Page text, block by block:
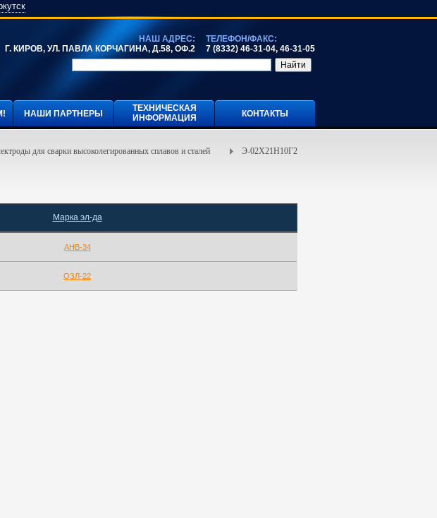
НАШ АДРЕС:
Г. КИРОВ, УЛ. ПАВЛА КОРЧАГИНА, Д.58, ОФ.2
ТЕЛЕФОН/ФАКС:
7 (8332) 46-31-04, 46-31-05
НАШИ ПАРТНЕРЫ
ТЕХНИЧЕСКАЯ
ИНФОРМАЦИЯ
КОНТАКТЫ
для сварки высоколегированных сплавов и сталей Э-02Х21Н10Г2
Марка эл-да
АНВ-34
ОЗЛ-22